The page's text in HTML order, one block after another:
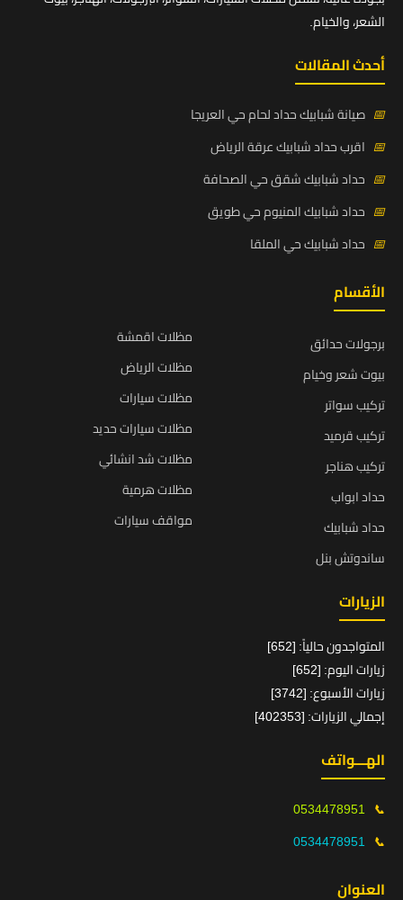
الشعر، والخيام.
أحدث المقالات
📅 صيانة شبابيك حداد لحام حي العريجا
📅 اقرب حداد شبابيك عرقة الرياض
📅 حداد شبابيك شقق حي الصحافة
📅 حداد شبابيك المنيوم حي طويق
📅 حداد شبابيك حي الملقا
الأقسام
برجولات حدائق
بيوت شعر وخيام
تركيب سواتر
تركيب قرميد
تركيب هناجر
حداد ابواب
حداد شبابيك
ساندوتش بنل
مظلات اقمشة
مظلات الرياض
مظلات سيارات
مظلات سيارات حديد
مظلات شد انشائي
مظلات هرمية
مواقف سيارات
الزيارات
المتواجدون حالياً: [652]
زيارات اليوم: [652]
زيارات الأسبوع: [3742]
إجمالي الزيارات: [402353]
الهـــواتف
📞
0534478951
📞
0534478951
العنوان